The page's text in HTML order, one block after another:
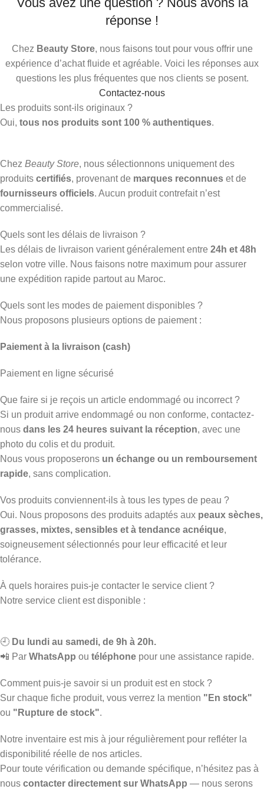
réponse !
Chez Beauty Store, nous faisons tout pour vous offrir une
expérience d’achat fluide et agréable. Voici les réponses aux
questions les plus fréquentes que nos clients se posent.
Contactez-nous
Les produits sont-ils originaux ?
Oui, tous nos produits sont 100 % authentiques.
Chez Beauty Store, nous sélectionnons uniquement des
produits certifiés, provenant de marques reconnues et de
fournisseurs officiels. Aucun produit contrefait n’est
commercialisé.
Quels sont les délais de livraison ?
Les délais de livraison varient généralement entre 24h et 48h
selon votre ville. Nous faisons notre maximum pour assurer
une expédition rapide partout au Maroc.
Quels sont les modes de paiement disponibles ?
Nous proposons plusieurs options de paiement :
Paiement à la livraison (cash)
Paiement en ligne sécurisé
Que faire si je reçois un article endommagé ou incorrect ?
Si un produit arrive endommagé ou non conforme, contactez-
nous dans les 24 heures suivant la réception, avec une
photo du colis et du produit.
Nous vous proposerons un échange ou un remboursement
rapide, sans complication.
Vos produits conviennent-ils à tous les types de peau ?
Oui. Nous proposons des produits adaptés aux peaux sèches,
grasses, mixtes, sensibles et à tendance acnéique,
soigneusement sélectionnés pour leur efficacité et leur
tolérance.
À quels horaires puis-je contacter le service client ?
Notre service client est disponible :
🕘 Du lundi au samedi, de 9h à 20h.
📲 Par WhatsApp ou téléphone pour une assistance rapide.
Comment puis-je savoir si un produit est en stock ?
Sur chaque fiche produit, vous verrez la mention "En stock"
ou "Rupture de stock".
Notre inventaire est mis à jour régulièrement pour refléter la
disponibilité réelle de nos articles.
Pour toute vérification ou demande spécifique, n’hésitez pas à
nous contacter directement sur WhatsApp — nous serons